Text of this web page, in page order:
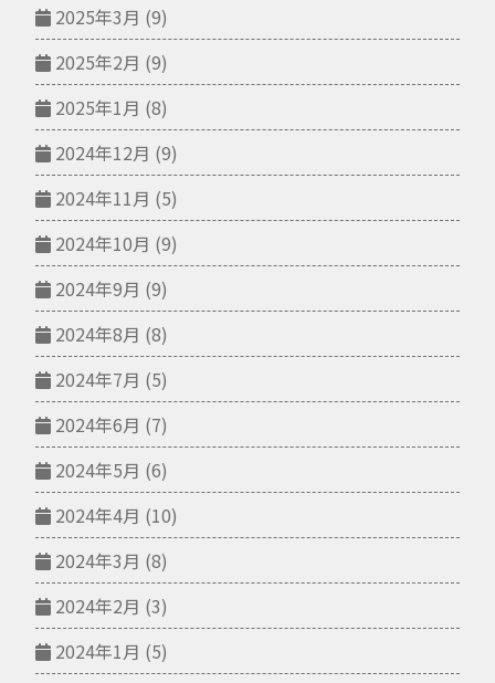
2025年3月 (9)
2025年2月 (9)
2025年1月 (8)
2024年12月 (9)
2024年11月 (5)
2024年10月 (9)
2024年9月 (9)
2024年8月 (8)
2024年7月 (5)
2024年6月 (7)
2024年5月 (6)
2024年4月 (10)
2024年3月 (8)
2024年2月 (3)
2024年1月 (5)